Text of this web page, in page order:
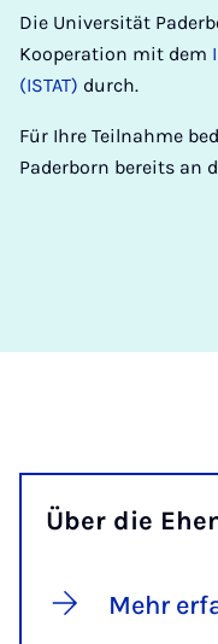
Die Universität
Kooperation mit dem
(ISTAT) durch.
Für Ihre Teilnahme
Paderborn bereits an
Über die
Mehr